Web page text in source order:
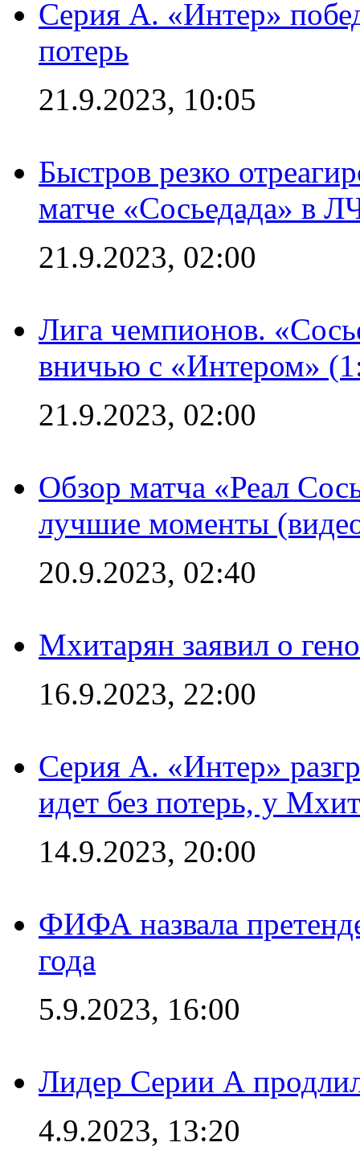
Серия А. «Интер»
потерь
21.9.2023, 10:05
Быстров резко
матче «Сосьедада» в
21.9.2023, 02:00
Лига чемпионов.
вничью с «Интером»
21.9.2023, 02:00
Обзор матча «Реал
лучшие моменты
20.9.2023, 02:40
Мхитарян заявил о
16.9.2023, 22:00
Серия А. «Интер»
идет без потерь, у
14.9.2023, 20:00
ФИФА назвала
года
5.9.2023, 16:00
Лидер Серии А
4.9.2023, 13:20